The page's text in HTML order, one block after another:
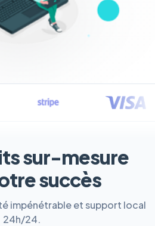
sur-mesure
succès
impénétrable et support local
24h/24.